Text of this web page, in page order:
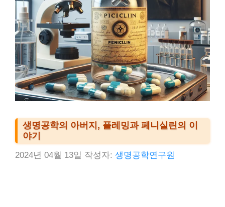
생명공학의 아버지, 플레밍과 페니실린의 이
야기
2024년 04월 13일 작성자: 생명공학연구원